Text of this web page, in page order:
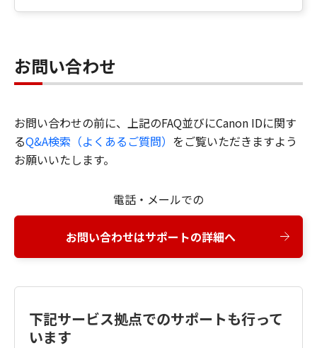
お問い合わせ
お問い合わせの前に、上記のFAQ並びにCanon IDに関す
るQ&A検索（よくあるご質問） をご覧いただきますよう
お願いいたします。
電話・メールでの
お問い合わせはサポートの詳細へ
下記サービス拠点でのサポートも行って
います